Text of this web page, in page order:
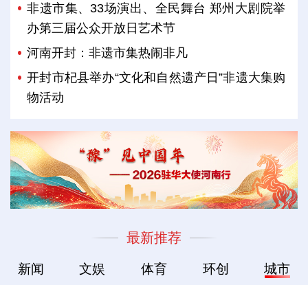
非遗市集、33场演出、全民舞台 郑州大剧院举
办第三届公众开放日艺术节
河南开封：非遗市集热闹非凡
开封市杞县举办“文化和自然遗产日”非遗大集购
物活动
最新推荐
新闻 文娱 体育 环创 城市